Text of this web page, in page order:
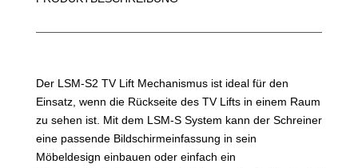
Der LSM-S2 TV Lift Mechanismus ist ideal für den
Einsatz, wenn die Rückseite des TV Lifts in einem Raum
zu sehen ist. Mit dem LSM-S System kann der Schreiner
eine passende Bildschirmeinfassung in sein
Möbeldesign einbauen oder einfach ein